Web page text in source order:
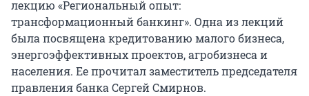
лекцию «Региональный опыт:
трансформационный банкинг». Одна из лекций
была посвящена кредитованию малого бизнеса,
энергоэффективных проектов, агробизнеса и
населения. Ее прочитал заместитель председателя
правления банка Сергей Смирнов.